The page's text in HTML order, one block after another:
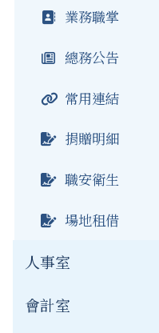
榮譽榜
公開資訊
常用連結
資通安全
資源班
學務公告
常用連結
公開資訊
榮譽榜
業務職掌
總務公告
常用連結
捐贈明細
職安衛生
場地租借
人事室
業務職掌
會計室